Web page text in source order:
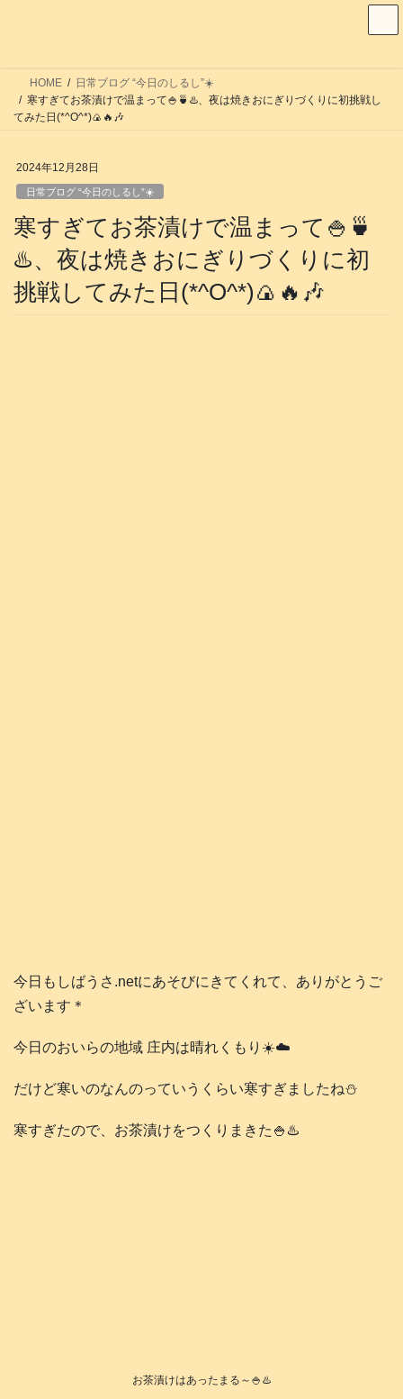
HOME
日常ブログ “今日のしるし”☀️
寒すぎてお茶漬けで温まって🍚🍵♨️、夜は焼きおにぎりづくりに初挑戦し
てみた日(*^O^*)🍙🔥🎶
2024年12月28日
日常ブログ “今日のしるし”☀️
寒すぎてお茶漬けで温まって🍚🍵
♨️、夜は焼きおにぎりづくりに初
挑戦してみた日(*^O^*)🍙🔥🎶
今日もしばうさ.netにあそびにきてくれて、ありがとうご
ざいます＊
今日のおいらの地域 庄内は晴れくもり☀️☁️
だけど寒いのなんのっていうくらい寒すぎましたね⛄️
寒すぎたので、お茶漬けをつくりまきた🍚♨️
お茶漬けはあったまる～🍚♨️